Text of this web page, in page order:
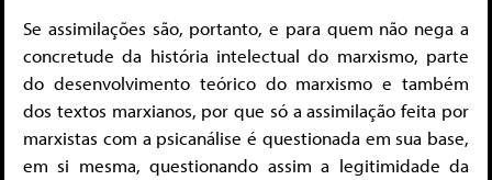
Se assimilações são, portanto, e para quem não nega a
concretude da história intelectual do marxismo, parte
do desenvolvimento teórico do marxismo e também
dos textos marxianos, por que só a assimilação feita por
marxistas com a psicanálise é questionada em sua base,
em si mesma, questionando assim a legitimidade da